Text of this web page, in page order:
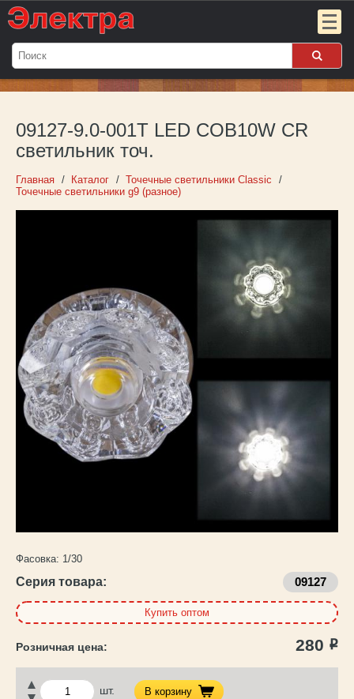
Мой
Пока
пуст
Войти
О компании
Партнёрам
Контакты
Каталог
товаров
09127-9.0-001T LED COB10W CR
светильник точ.
Главная Каталог
Точечные светильники Classic
Точечные светильники g9 (разное)
Фасовка: 1/30
Серия товара: 09127
Купить оптом
280 Р
шт. В корзину